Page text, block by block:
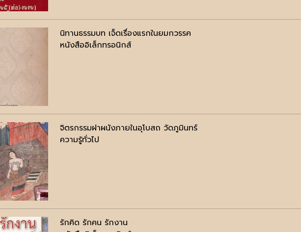
นิทานธรรมบท เจ็ดเรื่องแรกในยมกวรรค
หนังสืออิเล็กทรอนิกส์
จิตรกรรมฝาผนังภายในอุโบสถ วัดภูมินทร์
ความรู้ทั่วไป
รักคิด รักคน รักงาน